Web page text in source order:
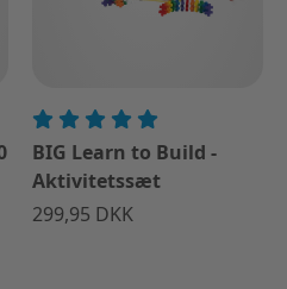
BIG Learn to Build -
Aktivitetssæt
299,95 DKK